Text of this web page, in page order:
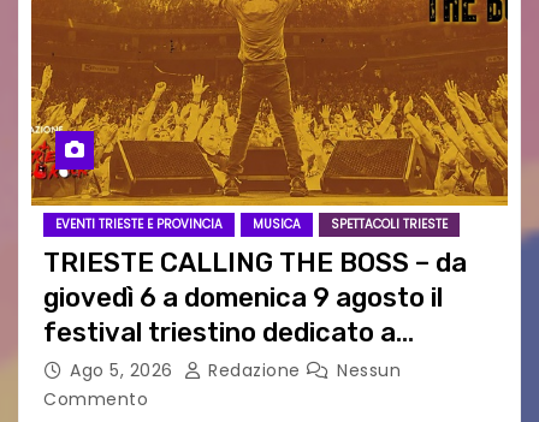
EVENTI TRIESTE E PROVINCIA MUSICA SPETTACOLI TRIESTE
TRIESTE CALLING THE BOSS – da
giovedì 6 a domenica 9 agosto il
festival triestino dedicato a
Springsteen
Ago 5, 2026 Redazione
Nessun
Commento